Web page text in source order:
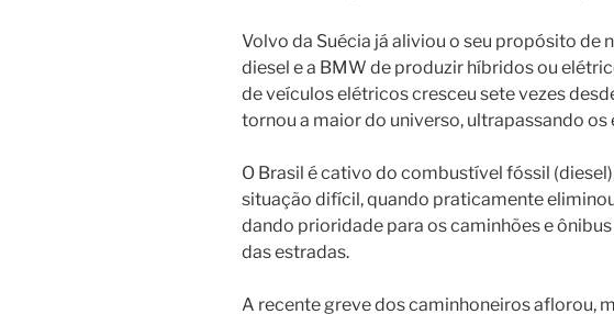
Volvo da Suécia já aliviou o seu propósito de
diesel e a BMW de produzir híbridos ou
de veículos elétricos cresceu sete vezes
tornou a maior do universo, ultrapassando os
O Brasil é cativo do combustível fóssil
situação difícil, quando praticamente
dando prioridade para os caminhões e ônibus
das estradas.
A recente greve dos caminhoneiros aflorou,